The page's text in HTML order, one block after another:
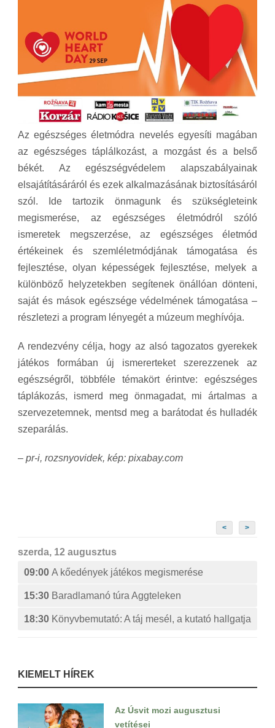
Az egészséges életmódra nevelés egyesíti magában
az egészséges táplálkozást, a mozgást és a belső
békét. Az egészségvédelem alapszabályainak
elsajátításáráról és ezek alkalmazásának biztosításáról
szól. Ide tartozik önmagunk és szükségleteink
megismerése, az egészséges életmódról szóló
ismeretek megszerzése, az egészséges életmód
értékeinek és szemléletmódjának támogatása és
fejlesztése, olyan képességek fejlesztése, melyek a
különböző helyzetekben segítenek önállóan dönteni,
saját és mások egészsége védelmének támogatása –
részletezi a program lényegét a múzeum meghívója.
A rendezvény célja, hogy az alsó tagozatos gyerekek
játékos formában új ismererteket szerezzenek az
egészségről, többféle témakört érintve: egészséges
táplákozás, ismerd meg önmagadat, mi ártalmas a
szervezetemnek, mentsd meg a barátodat és hulladék
szeparálás.
– pr-i, rozsnyovidek, kép: pixabay.com
< >
szerda, 12 augusztus
09:00 A kőedények játékos megismerése
15:30 Baradlamanó túra Aggteleken
18:30 Könyvbemutató: A táj mesél, a kutató hallgatja
KIEMELT HÍREK
Az Úsvit mozi augusztusi
vetítései